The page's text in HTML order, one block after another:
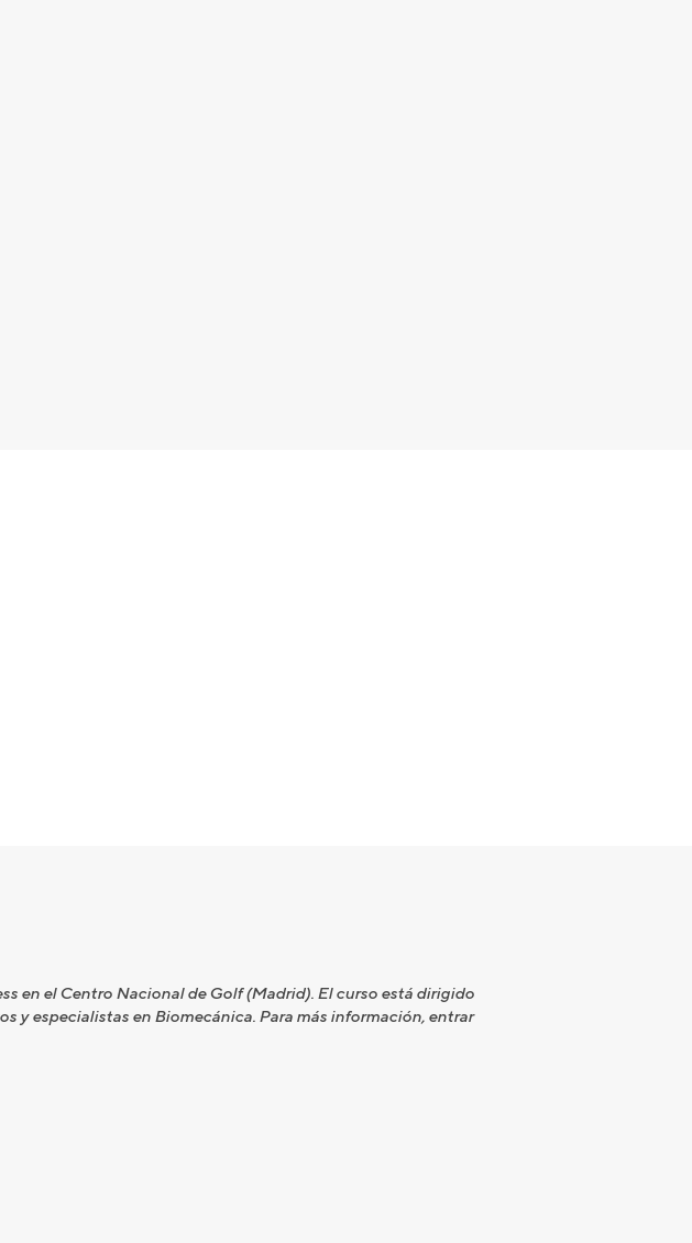
en el Centro Nacional de Golf (Madrid). El curso está dirigido
y especialistas en Biomecánica. Para más información, entrar